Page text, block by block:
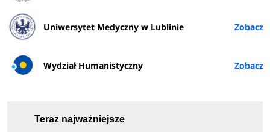
Uniwersytet Medyczny w Lublinie
Wydział Humanistyczny
Teraz najważniejsze